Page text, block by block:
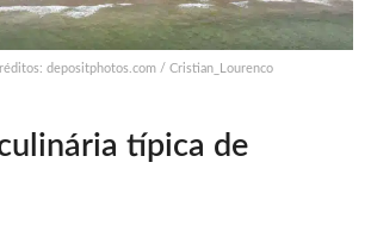
depositphotos.com / Cristian_Lourenco
típica de